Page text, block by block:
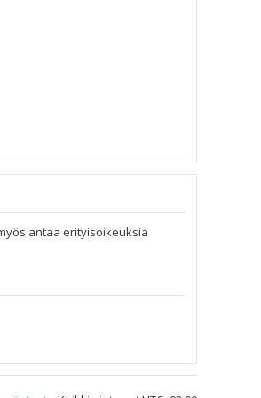
antaa erityisoikeuksia